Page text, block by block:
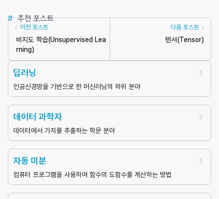
# 추천 포스트
이전 포스트
비지도 학습(Unsupervised Lea
rning)
다음 포스트
텐서(Tensor)
딥러닝
인공신경망을 기반으로 한 머신러닝의 하위 분야
데이터 과학자
데이터에서 가치를 추출하는 학문 분야
자동 미분
컴퓨터 프로그램을 사용하여 함수의 도함수를 계산하는 방법